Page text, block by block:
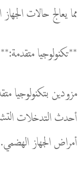
مما يعالج حالات
**تكنولوجيا متقدمة:**
مزودين بتكنولوجيا
أحدث التدخلات
أمراض الجهاز الهضمي.